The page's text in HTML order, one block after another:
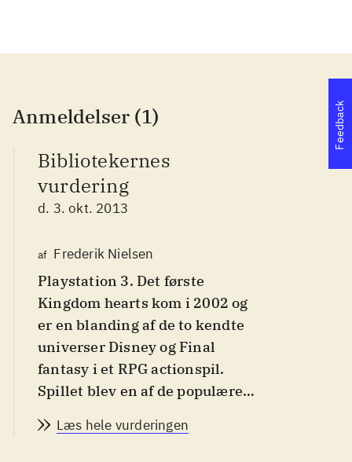
Anmeldelser (1)
Bibliotekernes
vurdering
d. 3. okt. 2013
af Frederik Nielsen
Playstation 3. Det første
Kingdom hearts kom i 2002 og
er en blanding af de to kendte
universer Disney og Final
fantasy i et RPG actionspil.
Spillet blev en af de populære
platforme og i serien er der
Læs hele vurderingen
Feedback